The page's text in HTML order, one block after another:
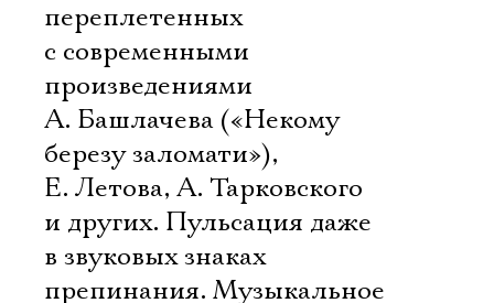
переплетенных
с современными
произведениями
А. Башлачева («Некому
березу заломати»),
Е. Летова, А. Тарковского
и других. Пульсация даже
в звуковых знаках
препинания. Музыкальное